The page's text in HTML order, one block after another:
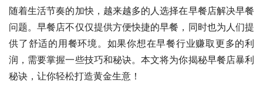
随着生活节奏的加快，越来越多的人选择在早餐店解决早餐
问题。早餐店不仅仅提供方便快捷的早餐，同时也为人们提
供了舒适的用餐环境。如果你想在早餐行业赚取更多的利
润，需要掌握一些技巧和秘诀。本文将为你揭秘早餐店暴利
秘诀，让你轻松打造黄金生意！